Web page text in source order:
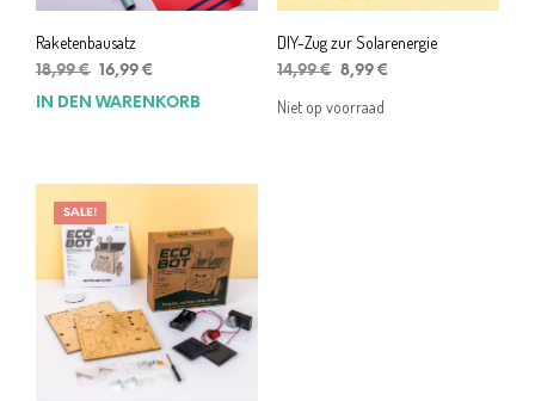
Raketenbausatz
18,99€ Ursprünglicher
Preis
16,99 €
Preis
IN DEN WARENKORB
DIY-Zug zur Solarenergie
14,99€ Ursprünglicher
war:
8,99 €Aktueller
Niet op voorraad
SALE!